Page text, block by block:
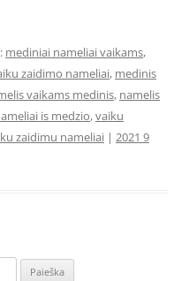
mediniai nameliai vaikams,
zaidimo nameliai, medinis
vaikams medinis, namelis
is medzio,vaiku
zaidimu nameliai | 2021 9